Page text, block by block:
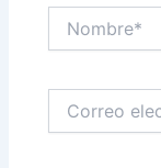
electrónico*